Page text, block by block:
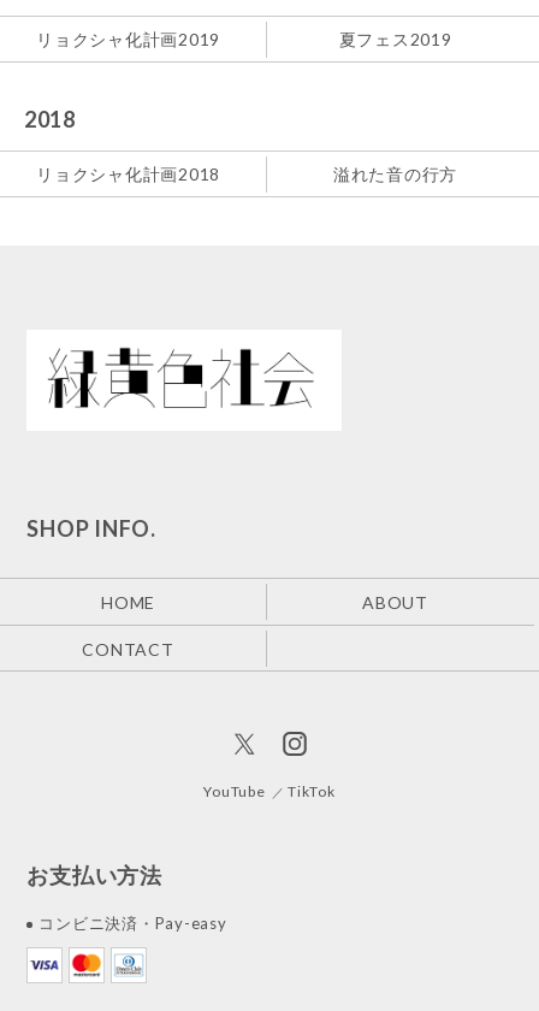
リョクシャ化計画2019 夏フェス2019
2018
リョクシャ化計画2018 溢れた音の行方
SHOP INFO.
HOME ABOUT
CONTACT
YouTube TikTok
お支払い方法
コンビニ決済・Pay-easy